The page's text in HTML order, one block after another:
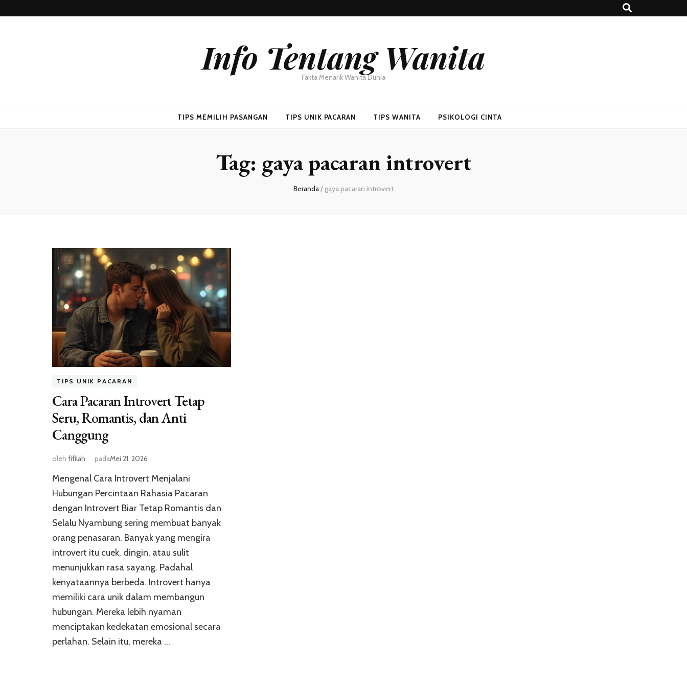
Info Tentang Wanita
Fakta Menarik Wanita Dunia
TIPS MEMILIH PASANGAN TIPS UNIK PACARAN TIPS WANITA PSIKOLOGI CINTA
Tag: gaya pacaran introvert
Beranda/ gaya pacaran introvert
TIPS UNIK PACARAN
Cara Pacaran Introvert Tetap
Seru, Romantis, dan Anti
Canggung
oleh fifilah padaMei 21, 2026
Mengenal Cara Introvert Menjalani
Hubungan Percintaan Rahasia Pacaran
dengan Introvert Biar Tetap Romantis dan
Selalu Nyambung sering membuat banyak
orang penasaran. Banyak yang mengira
introvert itu cuek, dingin, atau sulit
menunjukkan rasa sayang. Padahal
kenyataannya berbeda. Introvert hanya
memiliki cara unik dalam membangun
hubungan. Mereka lebih nyaman
menciptakan kedekatan emosional secara
perlahan. Selain itu, mereka …